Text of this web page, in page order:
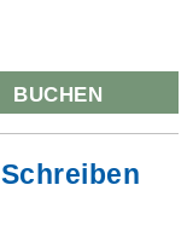
BUCHEN